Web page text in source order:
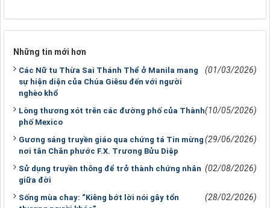
Những tin mới hơn
Các Nữ tu Thừa Sai Thánh Thể ở Manila mang
sự hiện diện của Chúa Giêsu đến với người
nghèo khổ
(01/03/2026)
Lòng thương xót trên các đường phố của Thành
phố Mexico
(10/05/2026)
Gương sáng truyền giáo qua chứng tá Tin mừng
nơi tân Chân phước F.X. Trương Bửu Diệp
(29/06/2026)
Sử dụng truyền thông để trở thành chứng nhân
giữa đời
(02/08/2026)
Sống mùa chay: “Kiêng bớt lời nói gây tổn
(28/02/2026)